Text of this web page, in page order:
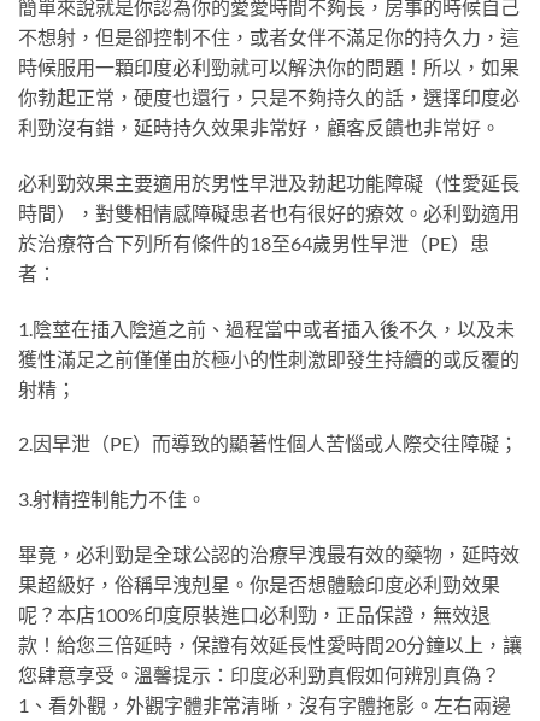
簡單來說就是你認為你的愛愛時間不夠長，房事的時候自己
不想射，但是卻控制不住，或者女伴不滿足你的持久力，這
時候服用一顆印度必利勁就可以解決你的問題！所以，如果
你勃起正常，硬度也還行，只是不夠持久的話，選擇印度必
利勁沒有錯，延時持久效果非常好，顧客反饋也非常好。
必利勁效果主要適用於男性早泄及勃起功能障礙（性愛延長
時間），對雙相情感障礙患者也有很好的療效。必利勁適用
於治療符合下列所有條件的18至64歲男性早泄（PE）患
者：
1.陰莖在插入陰道之前、過程當中或者插入後不久，以及未
獲性滿足之前僅僅由於極小的性刺激即發生持續的或反覆的
射精；
2.因早泄（PE）而導致的顯著性個人苦惱或人際交往障礙；
3.射精控制能力不佳。
畢竟，必利勁是全球公認的治療早洩最有效的藥物，延時效
果超級好，俗稱早洩剋星。你是否想體驗印度必利勁效果
呢？本店100%印度原裝進口必利勁，正品保證，無效退
款！給您三倍延時，保證有效延長性愛時間20分鐘以上，讓
您肆意享受。溫馨提示：印度必利勁真假如何辨別真偽？
1、看外觀，外觀字體非常清晰，沒有字體拖影。左右兩邊